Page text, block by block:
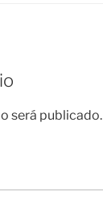
será publicado.